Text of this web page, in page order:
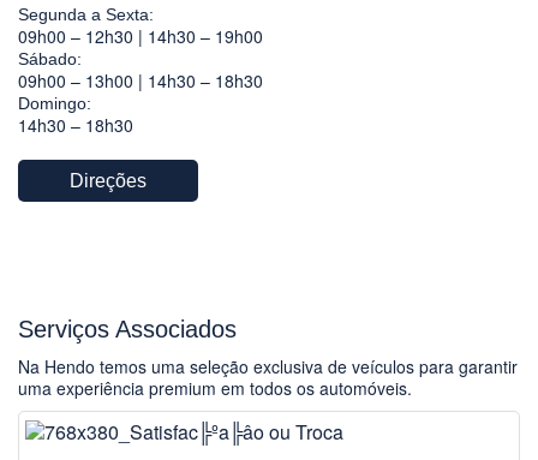
Segunda a Sexta:
09h00 – 12h30 | 14h30 – 19h00
Sábado:
09h00 – 13h00 | 14h30 – 18h30
Domingo:
14h30 – 18h30
Direções
Serviços Associados
Na Hendo temos uma seleção exclusiva de veículos para garantir
uma experiência premium em todos os automóveis.